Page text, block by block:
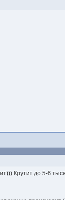
Крутит до 5-6